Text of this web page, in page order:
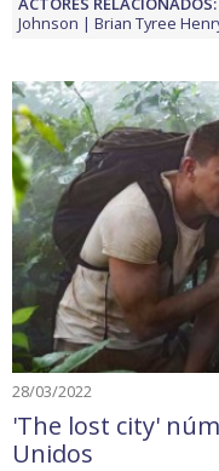
Johnson
Brian Tyree
28/03/2022
'The lost city'
Unidos